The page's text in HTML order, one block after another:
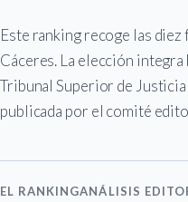
Este ranking recoge las
Cáceres. La elección
Tribunal Superior de
publicada por el comité
EL RANKINGANÁLISIS